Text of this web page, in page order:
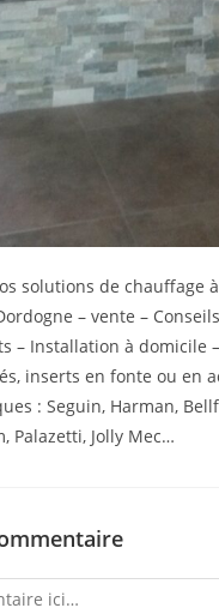
solutions de chauffage
– vente –
– Installation à domicile
inserts en fonte ou en
: Seguin, Harman,
Palazetti, Jolly Mec…